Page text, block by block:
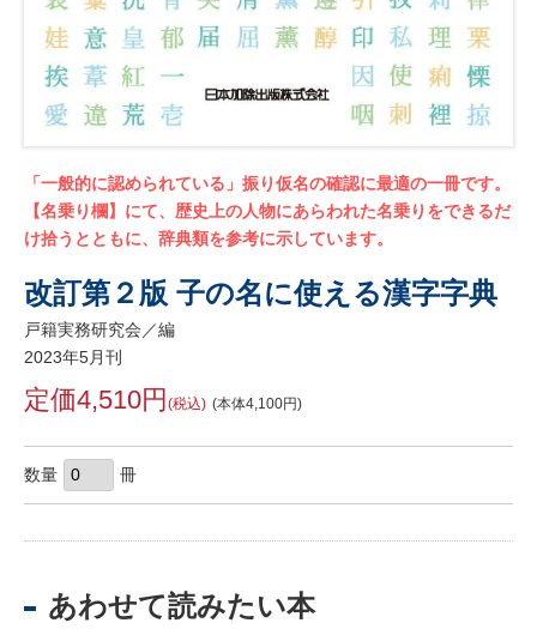
「一般的に認められている」振り仮名の確認に最適の一冊です。
【名乗り欄】にて、歴史上の人物にあらわれた名乗りをできるだ
け拾うとともに、辞典類を参考に示しています。
改訂第２版 子の名に使える漢字字典
戸籍実務研究会／編
2023年5月刊
定価4,510円 (税込) (本体4,100円)
数量 冊
あわせて読みたい本